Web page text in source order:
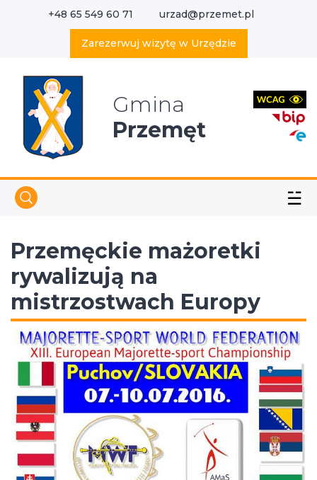
+48 65 549 60 71 urzad@przemet.pl
Zarezerwuj wizytę w Urzędzie
Gmina
Przemęt
☱
Przemęckie mażoretki
rywalizują na
mistrzostwach Europy
Wyszukaj w serwisie